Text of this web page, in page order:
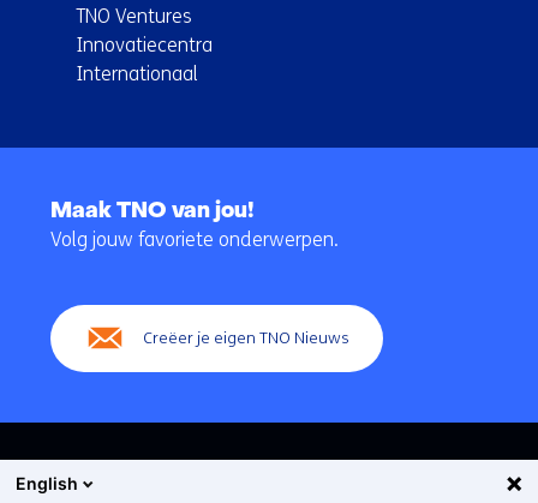
TNO Ventures
Innovatiecentra
Internationaal
navigatie
Maak TNO van jou!
Volg jouw favoriete onderwerpen.
Creëer je eigen TNO Nieuws
English